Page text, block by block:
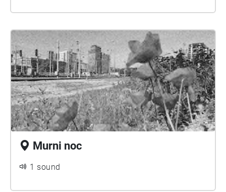
Murni noc
1 sound